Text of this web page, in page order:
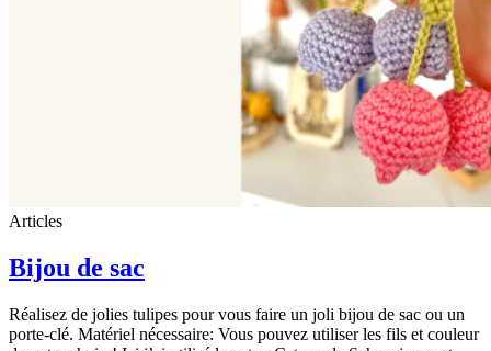
Articles
Bijou de sac
Réalisez de jolies tulipes pour vous faire un joli bijou de sac ou un
porte-clé. Matériel nécessaire: Vous pouvez utiliser les fils et couleur